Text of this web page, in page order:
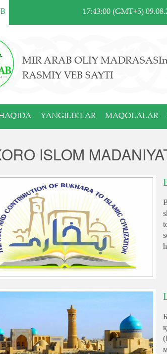
17:43:00 (GMT+5)
MIR ARAB OLIY
RASMIY VEB SAYTI
YANGILIKLAR MAQOLALAR
ISLOM